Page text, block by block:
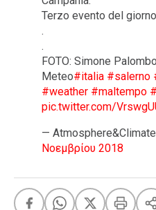
Terzo evento del
.
.
FOTO: Simone
Meteo#italia #salerno
#weather #maltempo
pic.twitter.com/
—
Νοεμβρίου 2018